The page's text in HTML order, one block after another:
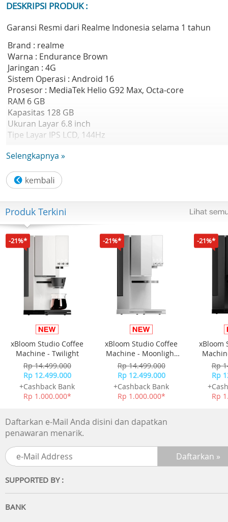
DESKRIPSI PRODUK :
Garansi Resmi dari Realme Indonesia selama 1 tahun
Brand : realme
Warna : Endurance Brown
Jaringan : 4G
Sistem Operasi : Android 16
Prosesor : MediaTek Helio G92 Max, Octa-core
RAM 6 GB
Kapasitas 128 GB
Ukuran Layar 6.8 inch
Tipe Layar IPS LCD, 144Hz
Kamera Belakang 50 MP, f/1.8 (main)
WLAN Wi-Fi 802.11 a/b/g/n/ac, dual-band
Bluetooth 5.3, A2DP, LE
Baterai 8000 mAh
SIM Dual SIM
Berat 219 gr
Dimensi 166.5 x 78.2 x 8.6 mm
Unit realme C100
Charger
Kabel USB Type-C
SIM ejector
Buku panduan & kartu garansi
Selengkapnya »
Produk Terkini
-21%*
xBloom Studio Coffee
Machine - Twilight
Rp 14.499.000
Rp 12.499.000
+Cashback Bank
Rp 1.000.000*
-21%*
xBloom Studio Coffee
Machine - Moonlight
White
Rp 14.499.000
Rp 12.499.000
+Cashback Bank
Rp 1.000.000*
-21%*
xBloom
Rp
Rp
Rp
Daftarkan e-Mail Anda disini dan dapatkan
penawaran menarik.
SUPPORTED BY :
BANK